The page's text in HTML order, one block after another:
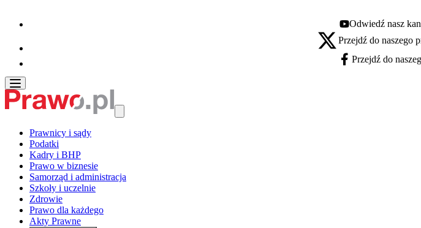
Youtube - otwiera się w
Odwiedź nasz
X - otwiera się w nowej karcie
Przejdź do naszego
Facebook - otwiera się w
Przejdź do
Prawnicy i sądy
Podatki
Kadry i BHP
Prawo w biznesie
Samorząd i administracja
Szkoły i uczelnie
Zdrowie
Prawo dla każdego
Akty Prawne